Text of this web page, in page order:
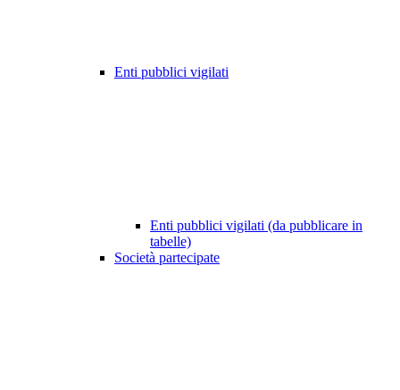
Enti pubblici vigilati
Enti pubblici vigilati (da pubblicare in
tabelle)
Società partecipate